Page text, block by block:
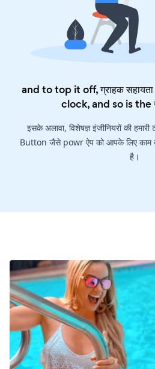
and to top it off, ग्राहक
clock, and so is the
इसके अलावा, विशेषज्ञ इंजीनियरों की
Button जैसे powr ऐप को आपके लिए काम
है।